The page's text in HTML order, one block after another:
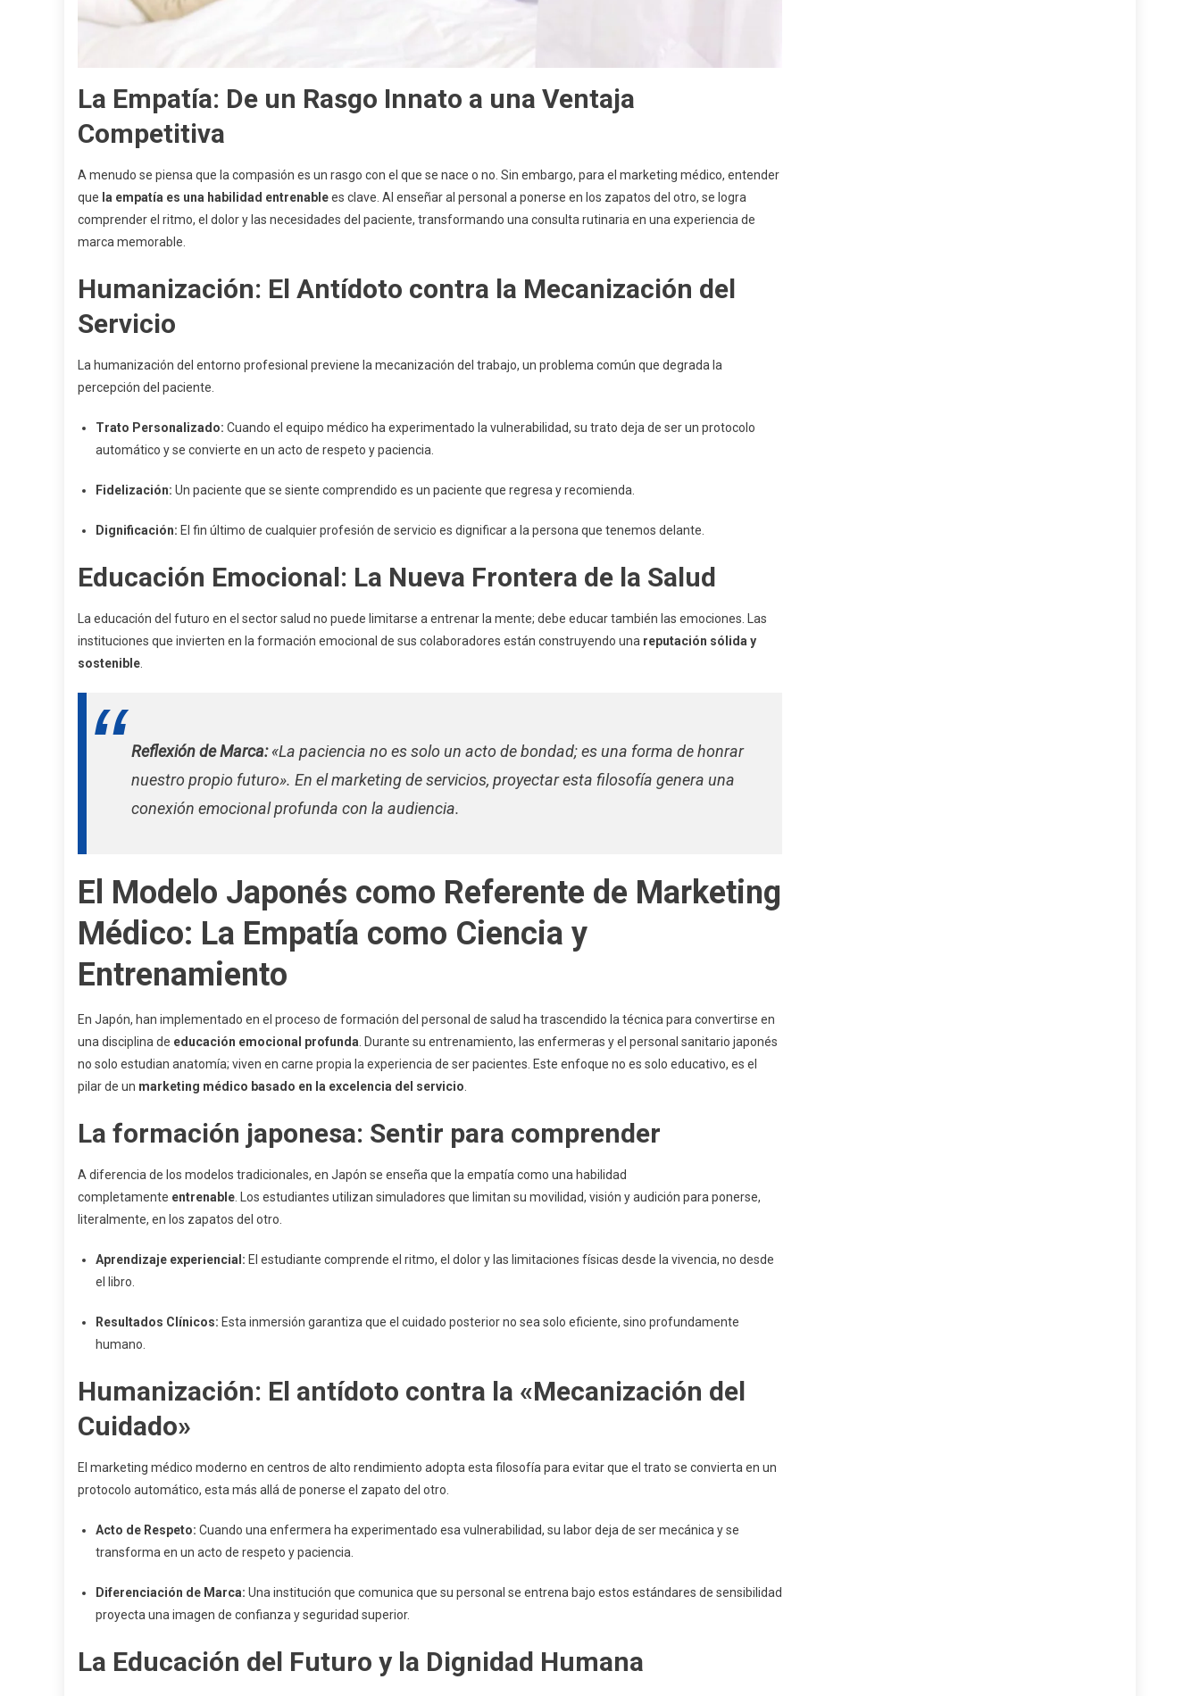
La Empatía: De un Rasgo Innato a una Ventaja
Competitiva
A menudo se piensa que la compasión es un rasgo con el que se nace o no. Sin embargo, para el marketing médico, entender
que la empatía es una habilidad entrenablees clave. Al enseñar al personal a ponerse en los zapatos del otro, se logra
comprender el ritmo, el dolor y las necesidades del paciente, transformando una consulta rutinaria en una experiencia de
marca memorable.
Humanización: El Antídoto contra la Mecanización del
Servicio
La humanización del entorno profesional previene la mecanización del trabajo, un problema común que degrada la
percepción del paciente.
Trato Personalizado: Cuando el equipo médico ha experimentado la vulnerabilidad, su trato deja de ser un protocolo
automático y se convierte en un acto de respeto y paciencia.
Fidelización: Un paciente que se siente comprendido es un paciente que regresa y recomienda.
Dignificación: El fin último de cualquier profesión de servicio es dignificar a la persona que tenemos delante.
Educación Emocional: La Nueva Frontera de la Salud
La educación del futuro en el sector salud no puede limitarse a entrenar la mente; debe educar también las emociones. Las
instituciones que invierten en la formación emocional de sus colaboradores están construyendo una reputación sólida y
sostenible
Reflexión de Marca:«La paciencia no es solo un acto de bondad; es una forma de honrar
nuestro propio futuro». En el marketing de servicios, proyectar esta filosofía genera una
conexión emocional profunda con la audiencia.
El Modelo Japonés como Referente de Marketing
Médico: La Empatía como Ciencia y
Entrenamiento
En Japón, han implementado en el proceso de formación del personal de salud ha trascendido la técnica para convertirse en
una disciplina de educación emocional profunda . Durante su entrenamiento, las enfermeras y el personal sanitario japonés
no solo estudian anatomía; viven en carne propia la experiencia de ser pacientes. Este enfoque no es solo educativo, es el
pilar de un marketing médico basado en la excelencia del servicio
La formación japonesa: Sentir para comprender
A diferencia de los modelos tradicionales, en Japón se enseña que la empatía como una habilidad
completamente entrenable . Los estudiantes utilizan simuladores que limitan su movilidad, visión y audición para ponerse,
literalmente, en los zapatos del otro.
Aprendizaje experiencial: El estudiante comprende el ritmo, el dolor y las limitaciones físicas desde la vivencia, no desde
el libro.
Resultados Clínicos: Esta inmersión garantiza que el cuidado posterior no sea solo eficiente, sino profundamente
humano.
Humanización: El antídoto contra la «Mecanización del
Cuidado»
El marketing médico moderno en centros de alto rendimiento adopta esta filosofía para evitar que el trato se convierta en un
protocolo automático, esta más allá de ponerse el zapato del otro.
Acto de Respeto: Cuando una enfermera ha experimentado esa vulnerabilidad, su labor deja de ser mecánica y se
transforma en un acto de respeto y paciencia.
Diferenciación de Marca: Una institución que comunica que su personal se entrena bajo estos estándares de sensibilidad
proyecta una imagen de confianza y seguridad superior.
La Educación del Futuro y la Dignidad Humana